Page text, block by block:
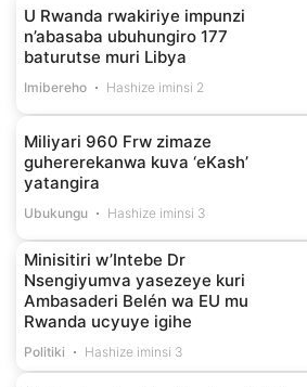
U Rwanda rwakiriye impunzi
n’abasaba ubuhungiro 177
baturutse muri Libya
Imibereho Hashize iminsi 2
Miliyari 960 Frw zimaze
guhererekanwa kuva ‘eKash’
yatangira
Ubukungu Hashize iminsi 3
Minisitiri w’Intebe Dr
Nsengiyumva yasezeye kuri
Ambasaderi Belén wa EU mu
Rwanda ucyuye igihe
Politiki Hashize iminsi 3